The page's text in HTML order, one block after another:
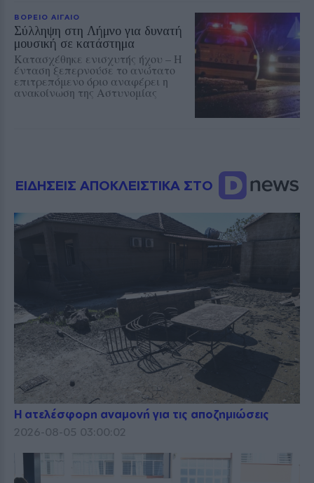
ΒΟΡΕΙΟ ΑΙΓΑΙΟ
Σύλληψη στη Λήμνο για δυνατή
μουσική σε κατάστημα
Κατασχέθηκε ενισχυτής ήχου – Η
ένταση ξεπερνούσε το ανώτατο
επιτρεπόμενο όριο αναφέρει η
ανακοίνωση της Αστυνομίας
ΕΙΔΗΣΕΙΣ ΑΠΟΚΛΕΙΣΤΙΚΑ ΣΤΟ
Η ατελέσφορη αναμονή για τις αποζημιώσεις
2026-08-05 03:00:02